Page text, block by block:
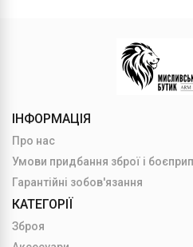
ІНФОРМАЦІЯ
Про нас
Умови придбання зброї і
Гарантійні зобов'язання
КАТЕГОРІЇ
Зброя